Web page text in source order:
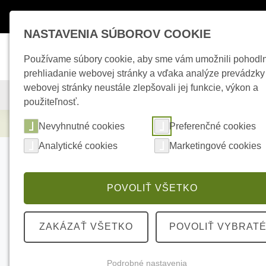
KAMEROVÉ SYSTÉMY ZABEZPEČOVACIE SYSTÉMY
Elektrické kúrenie HIKVISION iDS-
NASTAVENIA SÚBOROV COOKIE
Používame súbory cookie, aby sme vám umožnili
prehliadanie webovej stránky a vďaka analýze prevádzky
webovej stránky neustále zlepšovali jej funkcie, výkon a
použiteľnosť.
Nevyhnutné cookies
Preferenčné cookies
Analytické cookies
Marketingové cookies
POVOLIŤ VŠETKO
ZAKÁZAŤ VŠETKO POVOLIŤ VYBRATÉ
Podrobné nastavenia